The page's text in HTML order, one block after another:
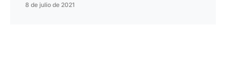
8 de julio de 2021